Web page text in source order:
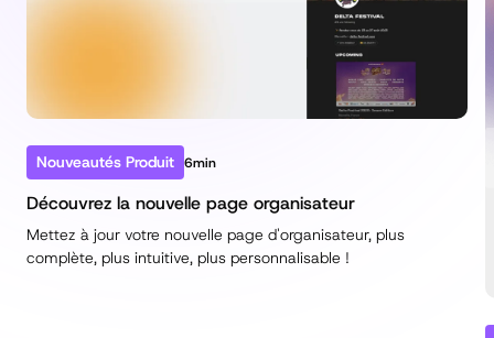
Nouveautés Produit 6min
Découvrez la nouvelle page organisateur
Mettez à jour votre nouvelle page d'organisateur, plus
complète, plus intuitive, plus personnalisable !